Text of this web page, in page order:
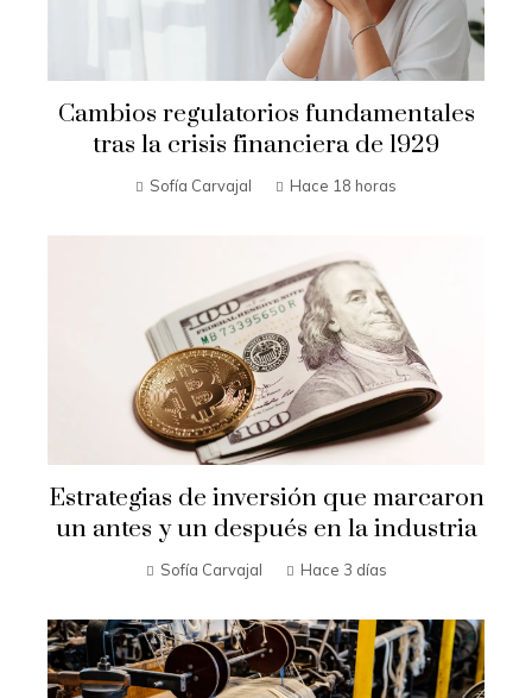
Cambios regulatorios fundamentales
tras la crisis financiera de 1929
Sofía Carvajal Hace 18 horas
Estrategias de inversión que marcaron
un antes y un después en la industria
Sofía Carvajal Hace 3 días